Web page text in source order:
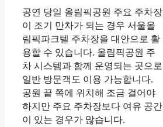
공연 당일 올림픽공원 주요 주차장
이 조기 만차가 되는 경우 서울올
림픽파크텔 주차장을 대안으로 활
용할 수 있습니다. 올림픽공원 주
차 시스템과 함께 운영되는 곳으로
일반 방문객도 이용 가능합니다.
공원 끝 쪽에 위치해 조금 걸어야
하지만 주요 주차장보다 여유 공간
이 있는 경우가 많습니다.